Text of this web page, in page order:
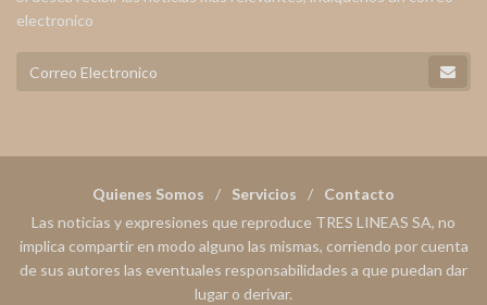
electronico
Quienes Somos Servicios
Contacto
Las noticias y expresiones que reproduce TRES LINEAS SA, no
implica compartir en modo alguno las mismas, corriendo por cuenta
de sus autores las eventuales responsabilidades a que puedan dar
lugar o derivar.